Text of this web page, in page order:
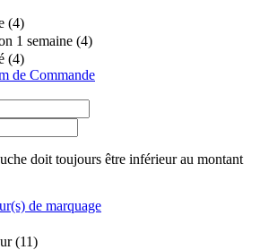
(4)
1 semaine (4)
(4)
de Commande
doit toujours être inférieur au montant
de marquage
(11)